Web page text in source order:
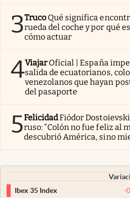
3Truco Qué significa
rueda del coche y por qué
cómo actuar
4Viajar Oficial | España
salida de ecuatorianos,
venezolanos que hayan
del pasaporte
5FelicidadFiódor
ruso: “Colón no fue feliz al
descubrió América, sino
Ibex 35 Index
-